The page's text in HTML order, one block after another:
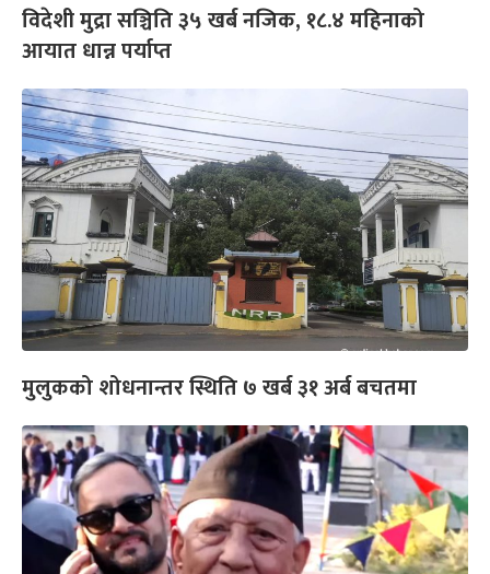
विदेशी मुद्रा सञ्चिति ३५ खर्ब नजिक, १८.४ महिनाको
आयात धान्न पर्याप्त
मुलुकको शोधनान्तर स्थिति ७ खर्ब ३१ अर्ब बचतमा